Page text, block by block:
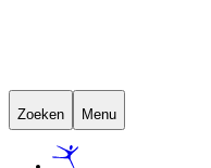
Zoeken Menu